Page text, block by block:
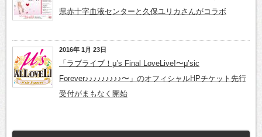
県赤十字血液センターと久保ユリカさんがコラボ
2016年 1月 23日
「ラブライブ！μ’s Final LoveLive!〜μ’sic
Forever♪♪♪♪♪♪♪♪♪〜」のオフィシャルHPチケット先行
受付がまもなく開始